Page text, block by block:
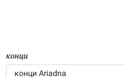
конци